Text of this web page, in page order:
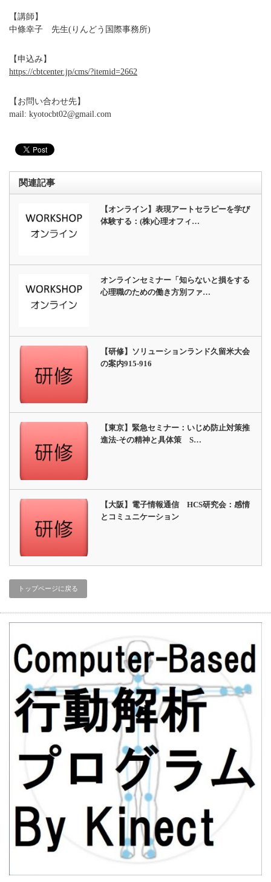
【講師】
中條幸子 先生(りんどう国際事務所)
【申込み】
https://cbtcenter.jp/cms/?itemid=2662
【お問い合わせ先】
mail: kyotocbt02@gmail.com
関連記事
【オンライン】表現アートセラピーを学び
体験する：(株)心理オフィ…
オンラインセミナー「知らないと損をする
心理職のための働き方別ファ…
【研修】ソリューションランド久留米大会
の案内915-916
【東京】緊急セミナー：いじめ防止対策推
進法-その精神と具体策 S…
【大阪】電子情報通信 HCS研究会：感情
とコミュニケーション
トップページに戻る